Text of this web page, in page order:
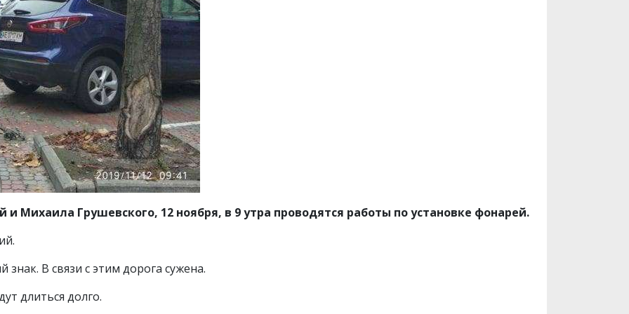
и Михаила Грушевского, 12 ноября, в 9 утра проводятся работы по установке фонарей.
В связи с этим дорога сужена.
длиться долго.